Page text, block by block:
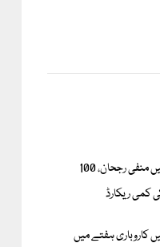
پاکستان اسٹاک ایکسچینج میں منفی رجحان، 100
کاروباری ہفتے میں